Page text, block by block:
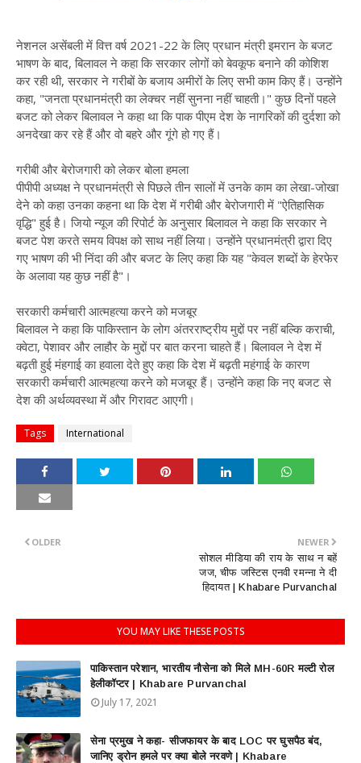
नेशनल असेंबली में वित्त वर्ष 2021-22 के लिए प्रधान मंत्री इमरान के बजट
भाषण के बाद, बिलावल ने कहा कि सरकार लोगों को बेवकूफ बनाने की कोशिश
कर रही थी, सरकार ने गरीबों के बजाय अमीरों के लिए सभी काम किए हैं। उन्होंने
कहा, "जनता प्रधानमंत्री का लेक्चर नहीं सुनना नहीं चाहती।" कुछ दिनों पहले
बजट को लेकर बिलावल ने कहा था कि पाक पीएम देश के नागरिकों की दुर्दशा को
अनदेखा कर रहे हैं और वो बहरे और गूंगे हो गए हैं।
गरीबी और बेरोजगारी को लेकर बोला हमला
पीपीपी अध्यक्ष ने प्रधानमंत्री से पिछले तीन सालों में उनके काम का लेखा-जोखा
देने को कहा उनका कहना था कि देश में गरीबी और बेरोजगारी में "ऐतिहासिक
वृद्धि" हुई है। जियो न्यूज की रिपोर्ट के अनुसार बिलावल ने कहा कि सरकार ने
बजट पेश करते समय विपक्ष को साथ नहीं लिया। उन्होंने प्रधानमंत्री द्वारा दिए
गए भाषण की भी निंदा की और बजट के लिए कहा कि यह "केवल शब्दों के हेरफेर
के अलावा यह कुछ नहीं है"।
सरकारी कर्मचारी आत्महत्या करने को मजबूर
बिलावल ने कहा कि पाकिस्तान के लोग अंतरराष्ट्रीय मुद्दों पर नहीं बल्कि कराची,
क्वेटा, पेशावर और लाहौर के मुद्दों पर बात करना चाहते हैं। बिलावल ने देश में
बढ़ती हुई मंहगाई का हवाला देते हुए कहा कि देश में बढ़ती महंगाई के कारण
सरकारी कर्मचारी आत्महत्या करने को मजबूर हैं। उन्होंने कहा कि नए बजट से
देश की अर्थव्यवस्था में और गिरावट आएगी।
Tags International
NEWER
सोशल मीडिया की राय के साथ न बहें
जज, चीफ जस्टिस एनवी रमन्ना ने दी
हिदायत | Khabare Purvanchal
OLDER
YOU MAY LIKE THESE POSTS
पाकिस्तान परेशान, भारतीय नौसेना को मिले MH-60R मल्टी रोल
हेलीकॉप्टर | Khabare Purvanchal
July 17, 2021
सेना प्रमुख ने कहा- सीजफायर के बाद LOC पर घुसपैठ बंद,
जानिए ड्रोन हमले पर क्या बोले नरवणे | Khabare